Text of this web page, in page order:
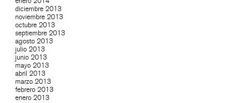
diciembre 2013
noviembre 2013
octubre 2013
septiembre 2013
agosto 2013
julio 2013
junio 2013
mayo 2013
abril 2013
marzo 2013
febrero 2013
enero 2013